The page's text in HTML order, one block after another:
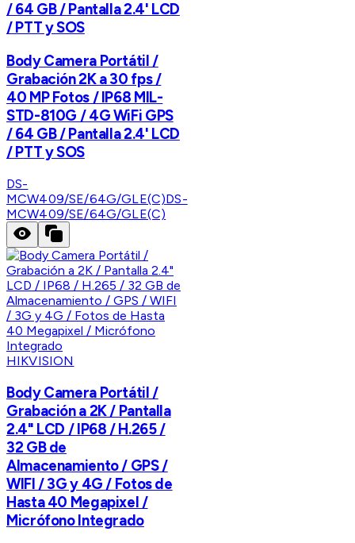
/ 64 GB / Pantalla 2.4' LCD
/ PTT y SOS
Body Camera Portátil /
Grabación 2K a 30 fps /
40 MP Fotos / IP68 MIL-
STD-810G / 4G WiFi GPS
/ 64 GB / Pantalla 2.4' LCD
/ PTT y SOS
DS-
MCW409/SE/64G/GLE(C)DS-
MCW409/SE/64G/GLE(C)
HIKVISION
Body Camera Portátil /
Grabación a 2K / Pantalla
2.4" LCD / IP68 / H.265 /
32 GB de
Almacenamiento / GPS /
WIFI / 3G y 4G / Fotos de
Hasta 40 Megapixel /
Micrófono Integrado